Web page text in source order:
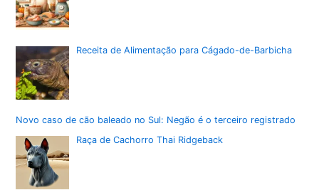
Receita de Alimentação para Cágado-de-Barbicha
Novo caso de cão baleado no Sul: Negão é o terceiro registrado
Raça de Cachorro Thai Ridgeback